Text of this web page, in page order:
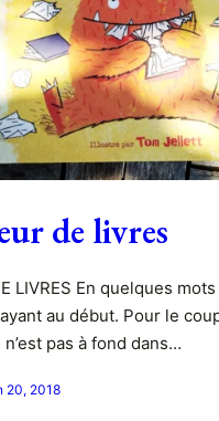
de livres
LIVRES En quelques
au début. Pour le
n’est pas à fond dans…
20, 2018